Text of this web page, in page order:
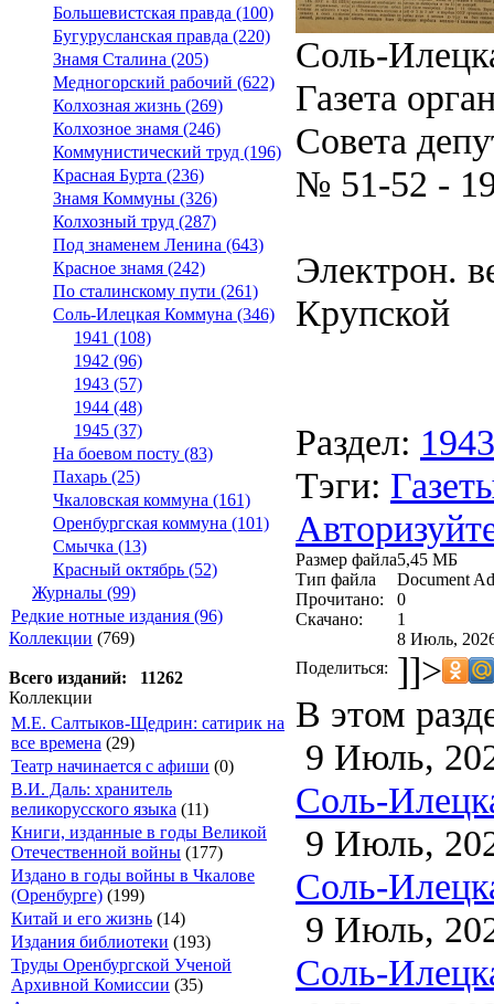
Большевистская правда (100)
Бугурусланская правда (220)
Знамя Сталина (205)
Медногорский рабочий (622)
Колхозная жизнь (269)
Колхозное знамя (246)
Коммунистический труд (196)
Красная Бурта (236)
Знамя Коммуны (326)
Колхозный труд (287)
Под знаменем Ленина (643)
Красное знамя (242)
По сталинскому пути (261)
Соль-Илецкая Коммуна (346)
1941 (108)
1942 (96)
1943 (57)
1944 (48)
1945 (37)
На боевом посту (83)
Пахарь (25)
Чкаловская коммуна (161)
Оренбургская коммуна (101)
Смычка (13)
Красный октябрь (52)
Журналы (99)
Редкие нотные издания (96)
Коллекции (769)
Всего изданий: 11262
Коллекции
М.Е. Салтыков-Щедрин: сатирик на
все времена (29)
Театр начинается с афиши (0)
В.И. Даль: хранитель
великорусского языка (11)
Книги, изданные в годы Великой
Отечественной войны (177)
Издано в годы войны в Чкалове
(Оренбурге) (199)
Китай и его жизнь (14)
Издания библиотеки (193)
Труды Оренбургской Ученой
Архивной Комиссии (35)
Соль-
Газета
Совета
№ 51-52 -
Электрон.
Крупской
Раздел: 1943
Тэги:
Размер файла5,45 МБ
Тип файла
Document
Прочитано:
0
Скачано:
1
8 Июль,
Поделиться: ]]>
В этом
9 Июль,
Соль-
9 Июль,
Соль-
9 Июль,
Соль-